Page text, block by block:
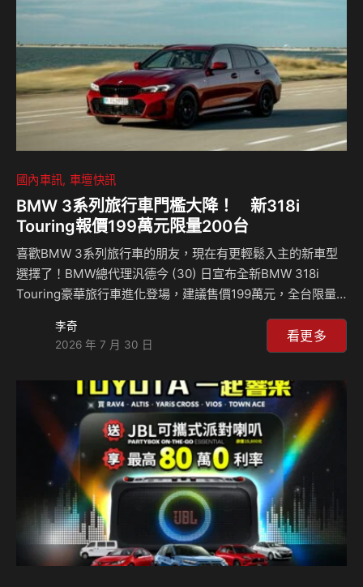
車型，強化動力與安全，滿足企業在安全性、智慧化及低碳運
輸上的全方位需求。 …
國內車訊 車壇快訊
BMW 3系列旅行車門檻大降！ 新318i
Touring報價199萬元限量200台
喜歡BMW 3系列旅行車的朋友，現在有更輕鬆入主的新車型
選擇了！BMW總代理汎德今 (30) 日宣布全新BMW 318i
Touring豪華旅行車進化登場，建議售價199萬元，全台限量
本，讓車主能盡情展現專屬的獨特魅力。 BMW 318i Touring
在動力表現及科技配備上皆有大幅躍進，動力搭載BMW
手自排變速箱，最大可輸出156匹馬力，最大扭力250牛頓米
自引擎轉速1,300轉起全數湧現，0–100 km/h加速僅需8.8
秒，充沛的動…
李奇
2026 年 7 月 30 日
看更多